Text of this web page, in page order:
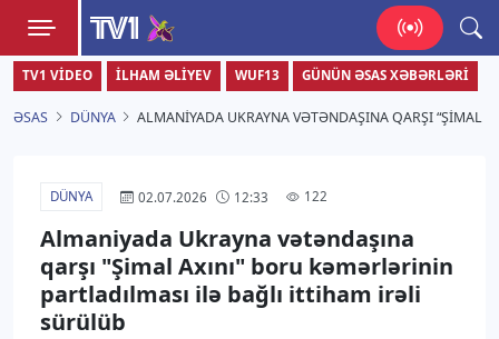
TV1
Zamanı bizimlə yaşa!
TV1 VIDEO İLHAM ƏLIYEV WUF13 GÜNÜN ƏSAS XƏBƏRLƏRI
ƏSAS DÜNYA ALMANIYADA UKRAYNA VƏTƏNDAŞINA QARŞI
DÜNYA 02.07.2026 12:33 122
Almaniyada Ukrayna vətəndaşına
qarşı "Şimal Axını" boru kəmərlərinin
partladılması ilə bağlı ittiham irəli
sürülüb